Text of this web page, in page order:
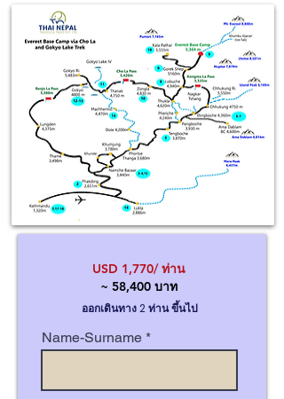
USD 1,770/ ท่าน
~ 58,400 บาท
ออกเดินทาง 2 ท่าน ขึ้นไป
Name-Surname